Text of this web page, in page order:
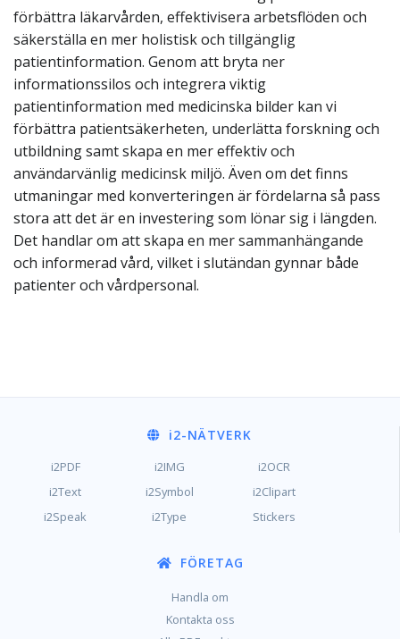
förbättra läkarvården, effektivisera arbetsflöden och
säkerställa en mer holistisk och tillgänglig
patientinformation. Genom att bryta ner
informationssilos och integrera viktig
patientinformation med medicinska bilder kan vi
förbättra patientsäkerheten, underlätta forskning och
utbildning samt skapa en mer effektiv och
användarvänlig medicinsk miljö. Även om det finns
utmaningar med konverteringen är fördelarna så pass
stora att det är en investering som lönar sig i längden.
Det handlar om att skapa en mer sammanhängande
och informerad vård, vilket i slutändan gynnar både
patienter och vårdpersonal.
i2-NÄTVERK
i2PDF i2IMG
i2OCR
i2Text
i2Symbol
i2Clipart
i2Speak
i2Type Stickers
FÖRETAG
Handla om
Kontakta oss